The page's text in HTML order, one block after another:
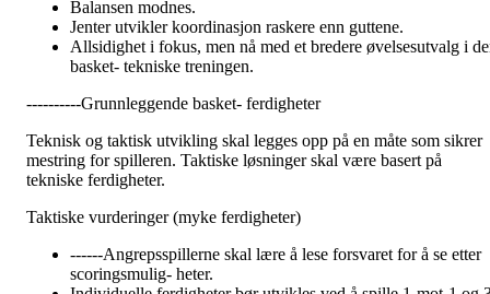
Balansen modnes.
Jenter utvikler koordinasjon raskere enn guttene.
Allsidighet i fokus, men nå med et bredere øvelsesutvalg i
basket- tekniske treningen.
----------Grunnleggende basket- ferdigheter
Teknisk og taktisk utvikling skal legges opp på en måte som sikrer
mestring for spilleren. Taktiske løsninger skal være basert på
tekniske ferdigheter.
Taktiske vurderinger (myke ferdigheter)
------Angrepsspillerne skal lære å lese forsvaret for å se etter
scoringsmulig- heter.